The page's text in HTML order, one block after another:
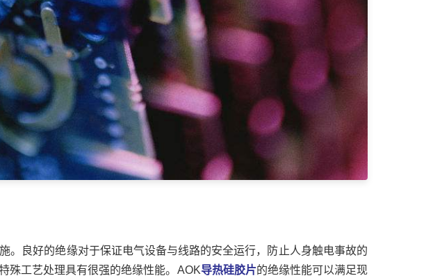
良好的绝缘对于保证电气设备与线路的安全运行，防止人身触电事故的
殊工艺处理具有很强的绝缘性能。AOK导热硅胶片的绝缘性能可以满足现